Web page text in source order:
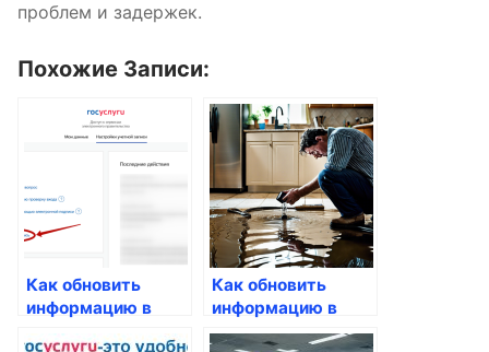
проблем и задержек.
Похожие Записи:
Как обновить
информацию в
паспорте после
Как обновить
информацию в
налоговой через